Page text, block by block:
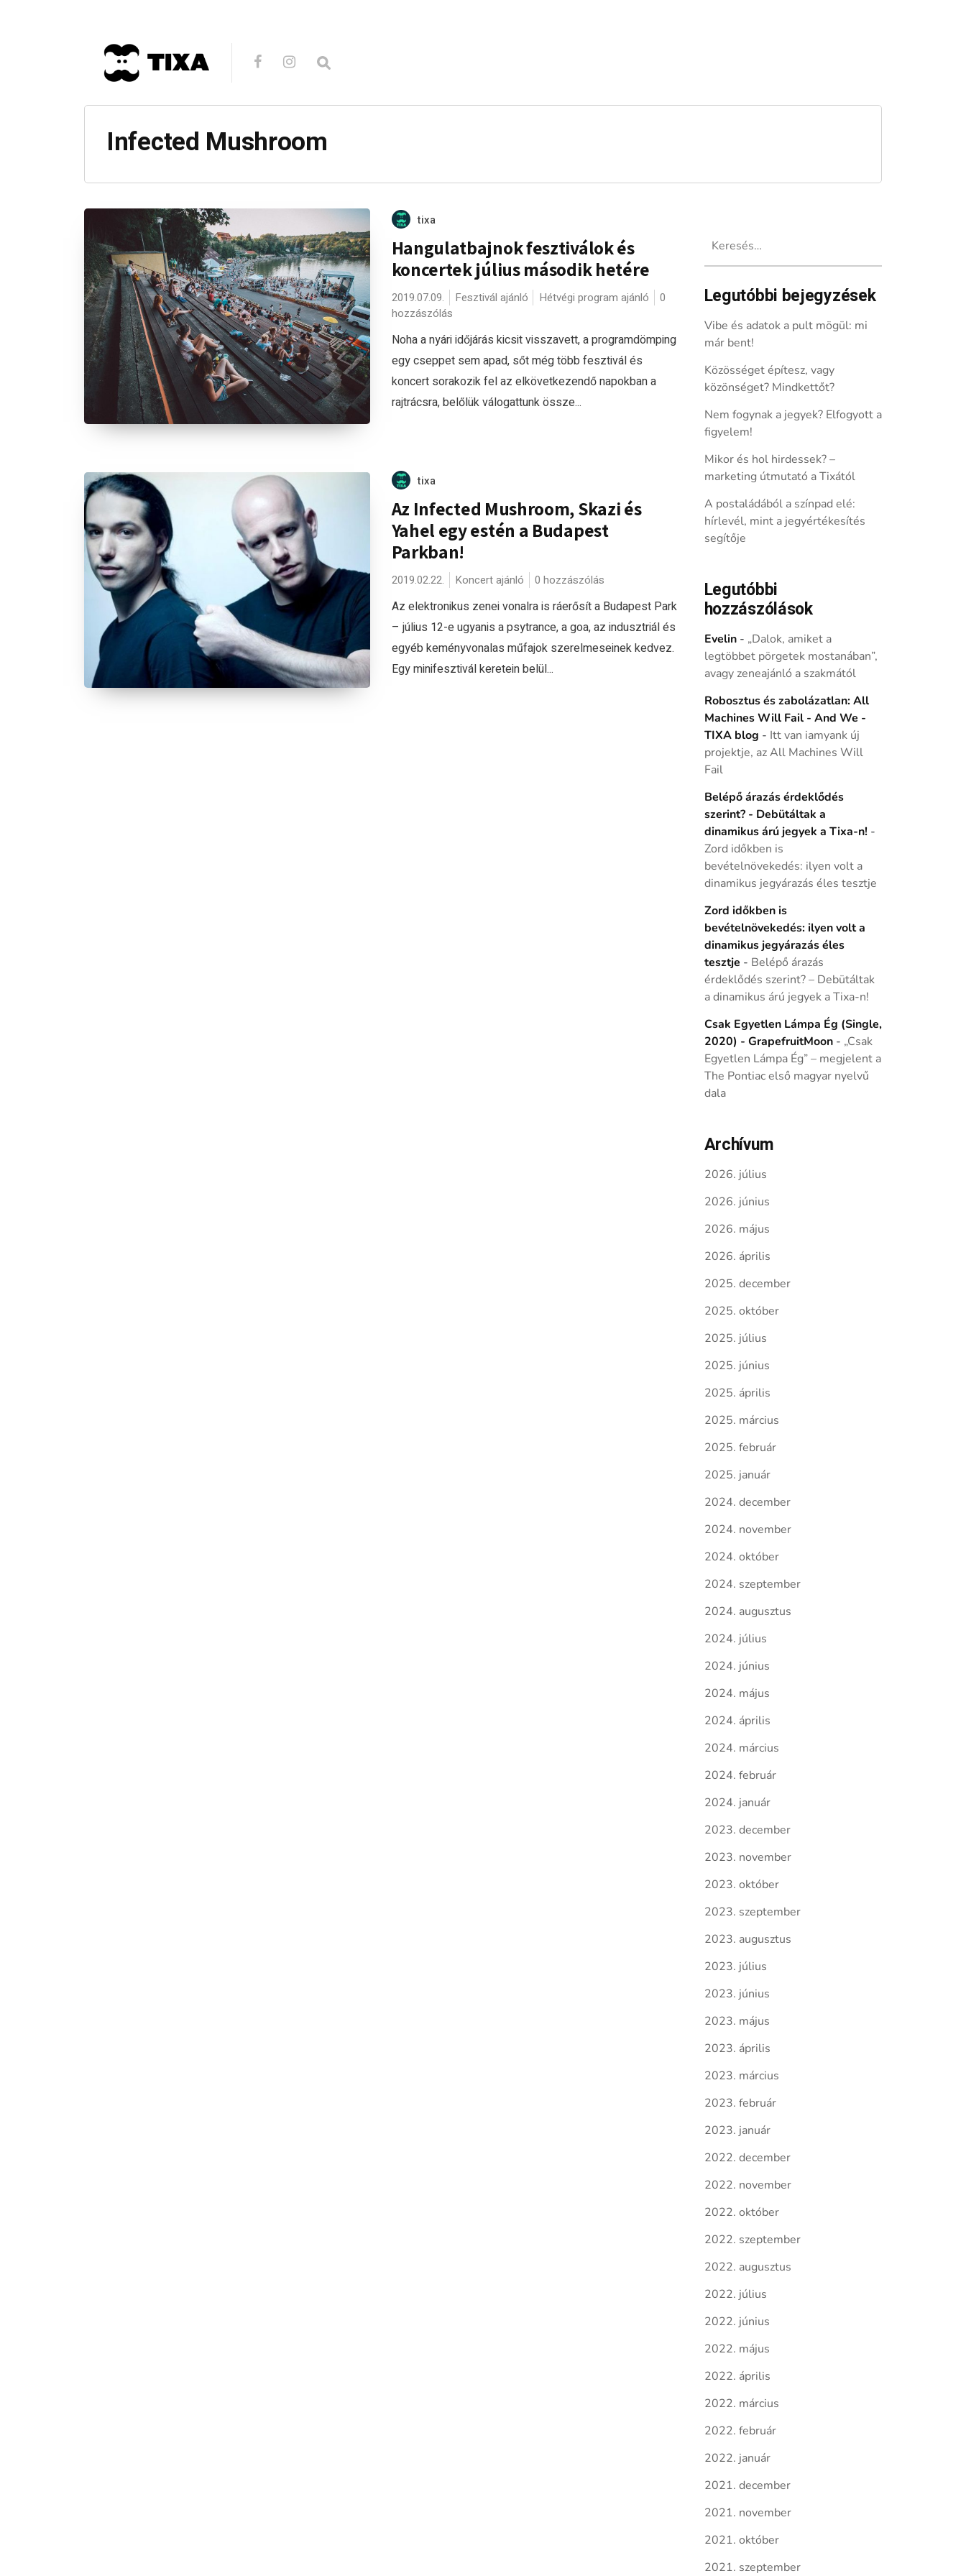
Infected Mushroom
tixa
Hangulatbajnok fesztiválok és
koncertek július második hetére
2019.07.09. Fesztivál ajánló Hétvégi program ajánló
0
hozzászólás
Noha a nyári időjárás kicsit visszavett, a programdömping
egy cseppet sem apad, sőt még több fesztivál és
koncert sorakozik fel az elkövetkezendő napokban a
rajtrácsra, belőlük válogattunk össze...
tixa
Az Infected Mushroom, Skazi és
Yahel egy estén a Budapest
Parkban!
2019.02.22. Koncert ajánló 0 hozzászólás
Az elektronikus zenei vonalra is ráerősít a Budapest Park
– július 12-e ugyanis a psytrance, a goa, az indusztriál és
egyéb keményvonalas műfajok szerelmeseinek kedvez.
Egy minifesztivál keretein belül...
Legutóbbi bejegyzések
Vibe és adatok a pult mögül: mi
már bent!
Közösséget építesz, vagy
közönséget? Mindkettőt?
Nem fogynak a jegyek? Elfogyott a
figyelem!
Mikor és hol hirdessek? –
marketing útmutató a Tixától
A postaládából a színpad elé:
hírlevél, mint a jegyértékesítés
segítője
Legutóbbi
hozzászólások
Evelin- „Dalok, amiket a
legtöbbet pörgetek mostanában”,
avagy zeneajánló a szakmától
Robosztus és zabolázatlan: All
Machines Will Fail - And We -
TIXA blog - Itt van iamyank új
projektje, az All Machines Will
Fail
Belépő árazás érdeklődés
szerint? - Debütáltak a
dinamikus árú jegyek a Tixa-n! -
Zord időkben is
bevételnövekedés: ilyen volt a
dinamikus jegyárazás éles tesztje
Zord időkben is
bevételnövekedés: ilyen volt a
dinamikus jegyárazás éles
tesztje - Belépő árazás
érdeklődés szerint? – Debütáltak
a dinamikus árú jegyek a Tixa-n!
Csak Egyetlen Lámpa Ég (Single,
2020) - GrapefruitMoon- „Csak
Egyetlen Lámpa Ég” – megjelent a
The Pontiac első magyar nyelvű
dala
Archívum
2026. július
2026. június
2026. május
2026. április
2025. december
2025. október
2025. július
2025. június
2025. április
2025. március
2025. február
2025. január
2024. december
2024. november
2024. október
2024. szeptember
2024. augusztus
2024. július
2024. június
2024. május
2024. április
2024. március
2024. február
2024. január
2023. december
2023. november
2023. október
2023. szeptember
2023. augusztus
2023. július
2023. június
2023. május
2023. április
2023. március
2023. február
2023. január
2022. december
2022. november
2022. október
2022. szeptember
2022. augusztus
2022. július
2022. június
2022. május
2022. április
2022. március
2022. február
2022. január
2021. december
2021. november
2021. október
2021. szeptember